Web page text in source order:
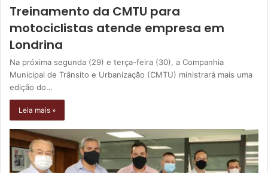
Treinamento da CMTU para
motociclistas atende empresa em
Londrina
Na próxima segunda (29) e terça-feira (30), a Companhia
Municipal de Trânsito e Urbanização (CMTU) ministrará mais uma
edição do…
Leia mais »